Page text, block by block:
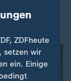
ZDFheute
setzen wir
ein. Einige